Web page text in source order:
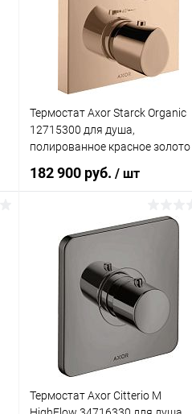
В избранное Под заказ
Термостат Axor Starck Organic
12715300 для душа,
полированное красное золото
182 900 руб. / шт
Купить в 1 клик Сравнение
В избранное Под заказ
Термостат Axor Citterio M